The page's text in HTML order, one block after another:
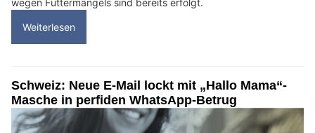
Weiterlesen
Schweiz: Neue E-Mail lockt mit „Hallo Mama“-
Masche in perfiden WhatsApp-Betrug